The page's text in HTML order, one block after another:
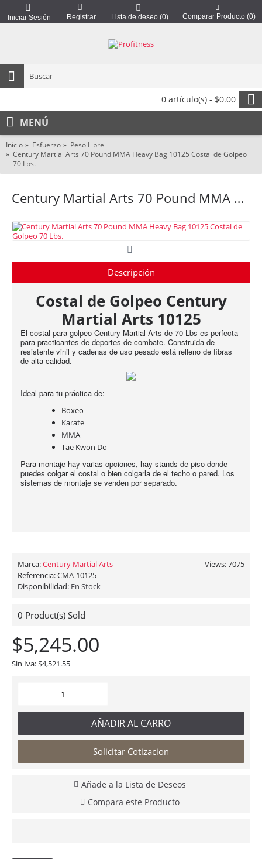
Iniciar Sesión Registrar Lista de deseo (0) Comparar Producto (0)
0 artículo(s) - $0.00
MENÚ
Inicio Esfuerzo
Peso Libre
Century Martial Arts 70 Pound MMA Heavy Bag 10125 Costal de Golpeo
70 Lbs.
Century Martial Arts 70 Pound MMA Heavy Bag 10125 Costal de Golpeo 70 Lbs.
Descripción
Costal de Golpeo Century
Martial Arts 10125
El costal para golpeo Century Martial Arts de 70 Lbs es perfecta
para practicantes de deportes de combate. Construida de
resistente vinil y cadenas de uso pesado está relleno de fibras
de alta calidad.
Ideal para tu práctica de:
Boxeo
Karate
MMA
Tae Kwon Do
Para montaje hay varias opciones, hay stands de piso donde
puedes colgar el costal o bien colgarla de el techo o pared. Los
sistemas de montaje se venden por separado.
Views: 7075
Marca:Century Martial Arts
Referencia:CMA-10125
Disponibilidad: En Stock
0 Product(s) Sold
$5,245.00
Sin Iva: $4,521.55
AÑADIR AL CARRO
Solicitar Cotizacion
Añade a la Lista de Deseos
Compara este Producto